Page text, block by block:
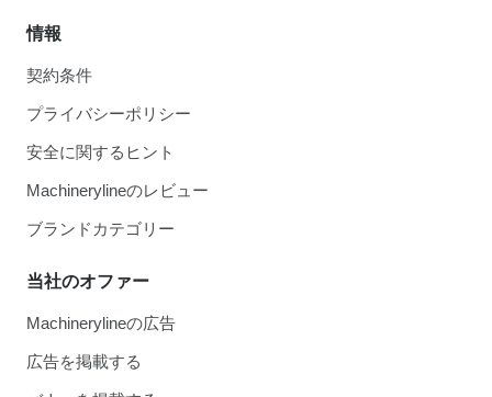
情報
契約条件
プライバシーポリシー
安全に関するヒント
Machinerylineのレビュー
ブランドカテゴリー
当社のオファー
Machinerylineの広告
広告を掲載する